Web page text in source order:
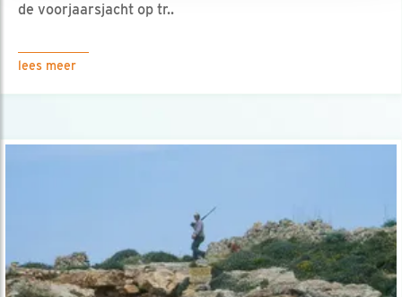
de voorjaarsjacht op tr..
lees meer